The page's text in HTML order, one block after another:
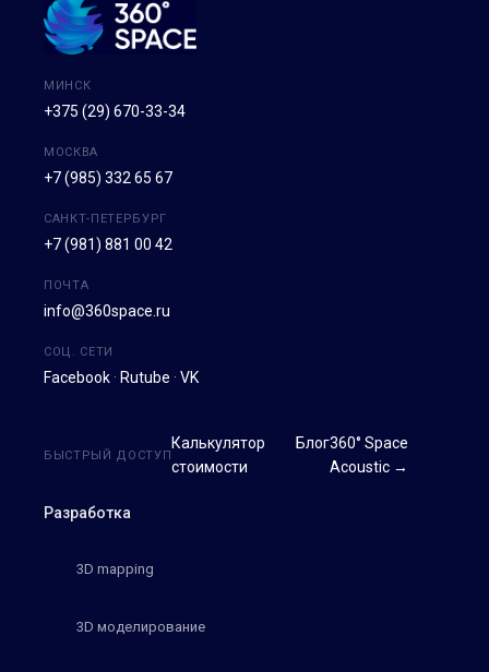
МИНСК
+375 (29) 670-33-34
МОСКВА
+7 (985) 332 65 67
САНКТ-ПЕТЕРБУРГ
+7 (981) 881 00 42
ПОЧТА
info@360space.ru
СОЦ. СЕТИ
Facebook · Rutube · VK
Разработка
3D mapping
3D моделирование
БЫСТРЫЙ ДОСТУП
Калькулятор
стоимости
Блог360° Space
Acoustic →